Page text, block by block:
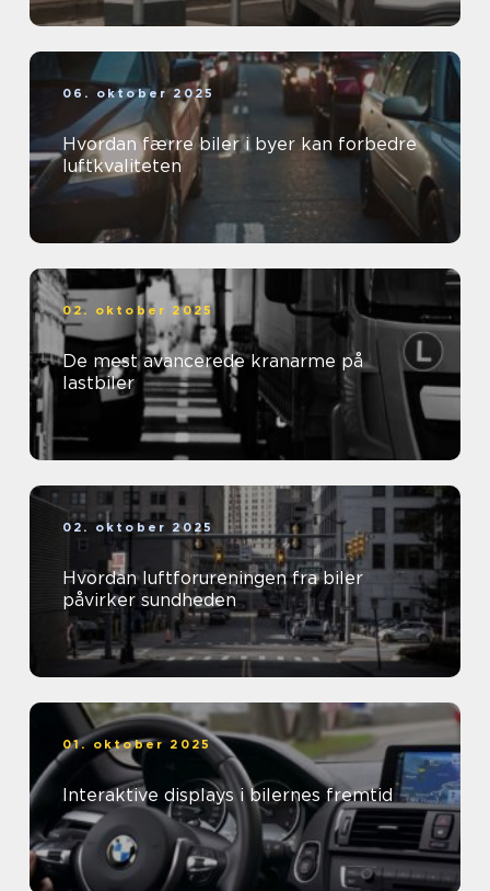
06. oktober 2025
Hvordan færre biler i byer kan forbedre
luftkvaliteten
02. oktober 2025
De mest avancerede kranarme på
lastbiler
02. oktober 2025
Hvordan luftforureningen fra biler
påvirker sundheden
01. oktober 2025
Interaktive displays i bilernes fremtid